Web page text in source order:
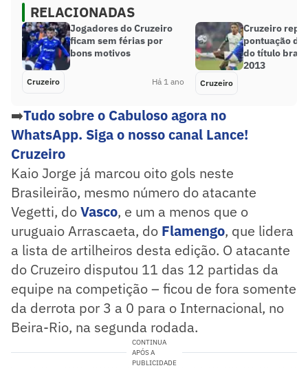
RELACIONADAS
Jogadores do Cruzeiro
ficam sem férias por
bons motivos
Cruzeiro Há 1 ano
Cruzeiro
pontuação de
do título
2013
Cruzeiro
➡️Tudo sobre o Cabuloso agora no
WhatsApp. Siga o nosso canal Lance!
Cruzeiro
Kaio Jorge já marcou oito gols neste
Brasileirão, mesmo número do atacante
Vegetti, doVasco, e um a menos que o
uruguaio Arrascaeta, do Flamengo, que lidera
a lista de artilheiros desta edição. O atacante
do Cruzeiro disputou 11 das 12 partidas da
equipe na competição – ficou de fora somente
da derrota por 3 a 0 para o Internacional, no
Beira-Rio, na segunda rodada.
CONTINUA
APÓS A
PUBLICIDADE